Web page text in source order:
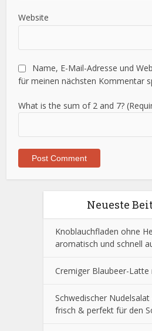
Website
Name, E-Mail-Adresse und
für meinen nächsten Kommentar
What is the sum of 2 and 7?
Neueste
Knoblauchfladen ohne
aromatisch und schnell
Cremiger Blaubeer-Latte
Schwedischer
frisch & perfekt für den